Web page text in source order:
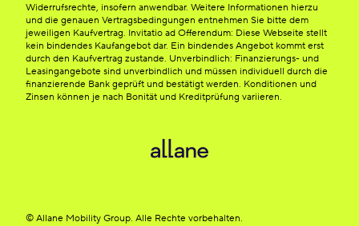
Widerrufsrechte, insofern anwendbar. Weitere Informationen hierzu
und die genauen Vertragsbedingungen entnehmen Sie bitte dem
jeweiligen Kaufvertrag. Invitatio ad Offerendum: Diese Webseite stellt
kein bindendes Kaufangebot dar. Ein bindendes Angebot kommt erst
durch den Kaufvertrag zustande. Unverbindlich: Finanzierungs- und
Leasingangebote sind unverbindlich und müssen individuell durch die
finanzierende Bank geprüft und bestätigt werden. Konditionen und
Zinsen können je nach Bonität und Kreditprüfung variieren.
© Allane Mobility Group. Alle Rechte vorbehalten.